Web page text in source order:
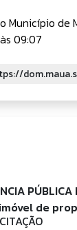
Município de
09:07
imóvel de